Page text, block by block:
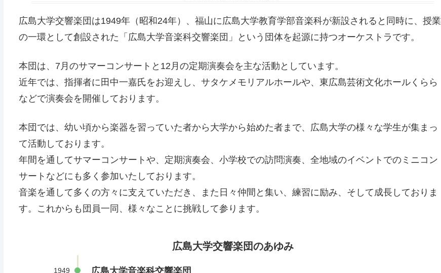
広島大学交響楽団は1949年（昭和24年）、福山に広島大学教育学部音楽科が新設されると同時に、授業
の一環として創設された「広島大学音楽科交響楽団」という団体を起源に持つオーケストラです。
本団は、7月のサマーコンサートと12月の定期演奏会を主な活動としています。
近年では、指揮者に田中一嘉氏をお迎えし、サタケメモリアルホールや、東広島芸術文化ホールくらら
などで演奏会を開催しております。
本団では、幼い頃から楽器を習っていた者から大学から始めた者まで、広島大学の様々な学生が集まっ
て活動しております。
年間を通してサマーコンサートや、定期演奏会、小学校での訪問演奏、全地域のイベントでのミニコン
サートなどにも多く参加いたしております。
音楽を通して多くの方々に支えていただき、また日々仲間と集い、練習に励み、そして成長しておりま
す。これからも団員一同、様々なことに挑戦して参ります。
広島大学交響楽団のあゆみ
1949
広島大学音楽科交響楽団